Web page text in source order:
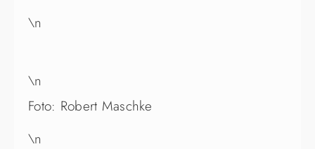
\n
\n
Foto: Robert Maschke
\n